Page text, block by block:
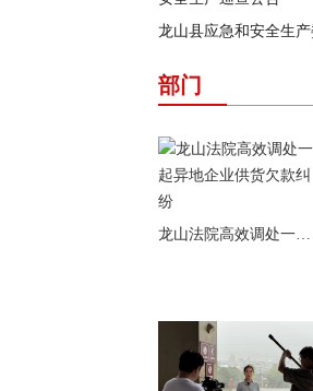
部门
龙山法院高效调处一起异地企业供货欠款纠纷